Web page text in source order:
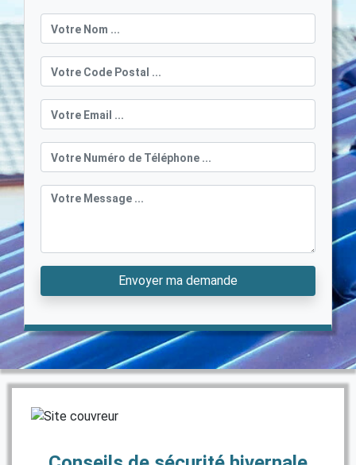
Envoyer ma demande